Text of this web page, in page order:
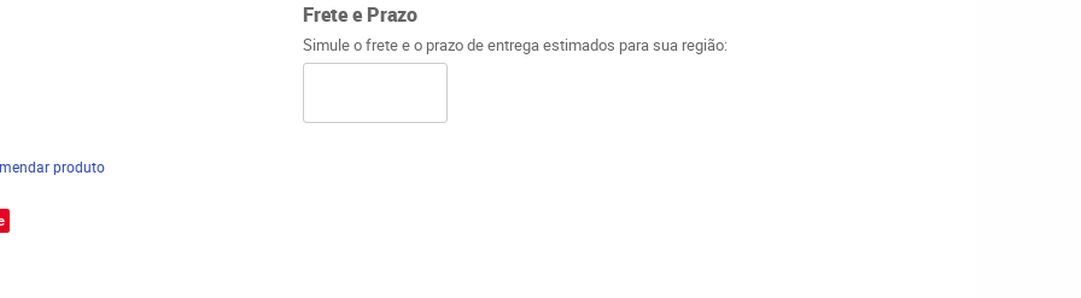
produto
Frete e Prazo
Simule o frete e o prazo de entrega estimados para sua região: